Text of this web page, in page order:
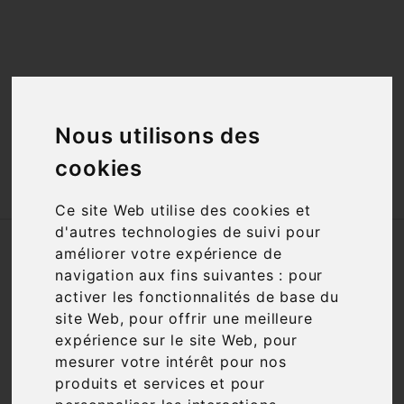
Nous utilisons des
cookies
Ce site Web utilise des cookies et
d'autres technologies de suivi pour
améliorer votre expérience de
navigation aux fins suivantes : pour
activer les fonctionnalités de base du
site Web, pour offrir une meilleure
expérience sur le site Web, pour
mesurer votre intérêt pour nos
produits et services et pour
Notre Histoire
NOTRE HISTOIRE